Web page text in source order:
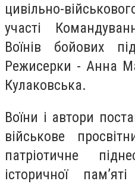
цивільно-
участі
Воїнів бойових
Режисерки - Анна
Кулаковська.
Воїни і автори
військове
патріотичне
історичної